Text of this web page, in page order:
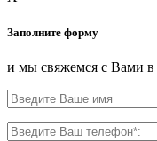
Заполните форму
и мы свяжемся с Вами